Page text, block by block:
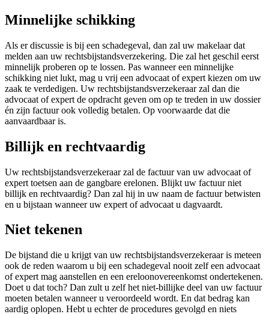
Minnelijke schikking
Als er discussie is bij een schadegeval, dan zal uw makelaar dat
melden aan uw rechtsbijstandsverzekering. Die zal het geschil eerst
minnelijk proberen op te lossen. Pas wanneer een minnelijke
schikking niet lukt, mag u vrij een advocaat of expert kiezen om uw
zaak te verdedigen. Uw rechtsbijstandsverzekeraar zal dan die
advocaat of expert de opdracht geven om op te treden in uw dossier
én zijn factuur ook volledig betalen. Op voorwaarde dat die
aanvaardbaar is.
Billijk en rechtvaardig
Uw rechtsbijstandsverzekeraar zal de factuur van uw advocaat of
expert toetsen aan de gangbare erelonen. Blijkt uw factuur niet
billijk en rechtvaardig? Dan zal hij in uw naam de factuur betwisten
en u bijstaan wanneer uw expert of advocaat u dagvaardt.
Niet tekenen
De bijstand die u krijgt van uw rechtsbijstandsverzekeraar is meteen
ook de reden waarom u bij een schadegeval nooit zelf een advocaat
of expert mag aanstellen en een ereloonovereenkomst ondertekenen.
Doet u dat toch? Dan zult u zelf het niet-billijke deel van uw factuur
moeten betalen wanneer u veroordeeld wordt. En dat bedrag kan
aardig oplopen. Hebt u echter de procedures gevolgd en niets